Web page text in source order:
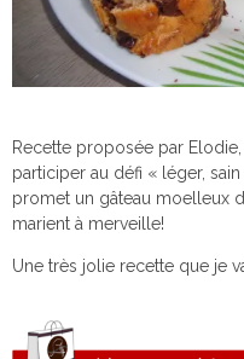
Recette proposée par
participer au défi « léger,
promet un gâteau moelleux
marient à merveille!
Une très jolie recette que je